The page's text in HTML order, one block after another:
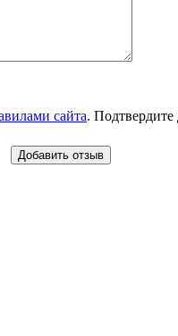
сайта. Подтвердите
Добавить отзыв